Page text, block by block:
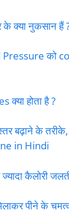
के क्या नुकसान हैं
Pressure को
क्या होता है ?
बढ़ाने के
in Hindi
कैलोरी
पीने के